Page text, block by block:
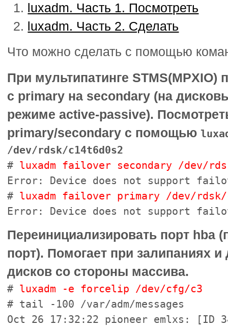
luxadm. Часть 1. Посмотреть
luxadm. Часть 2. Сделать
Что можно сделать с помощью
При мультипатинге STMS(MPXIO)
с primary на secondary (на
режиме active-passive).
primary/secondary с помощью
/dev/rdsk/c14t6d0s2
# luxadm failover secondary /dev/
Error: Device does not support
# luxadm failover primary /dev/rdsk/
Error: Device does not support
Переинициализировать порт hba
порт). Помогает при залипаниях
дисков со стороны массива.
# luxadm -e forcelip /dev/cfg/c3
# tail -100 /var/adm/messages
Oct 26 17:32:22 pioneer emlxs: [ID